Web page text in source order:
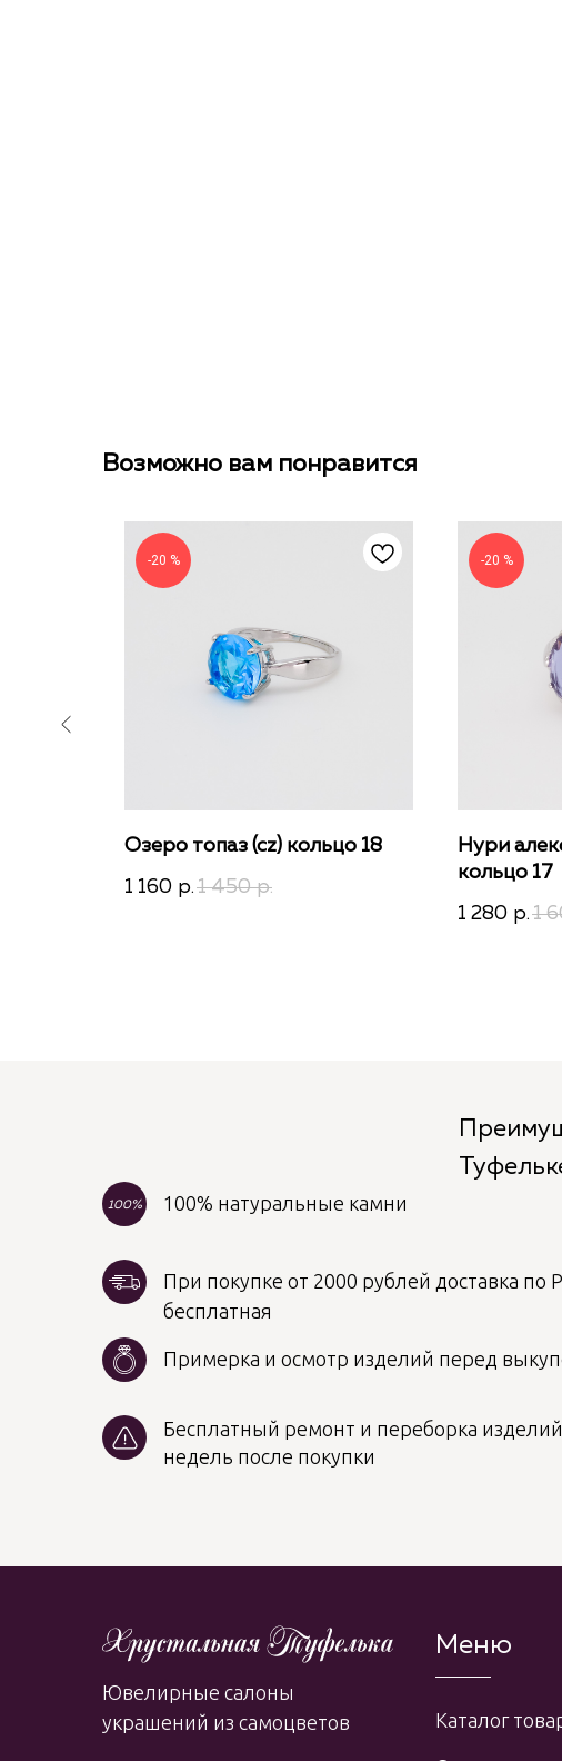
Возможно вам понравится
-20 %
Озеро топаз (cz) кольцо 18
1 160 р. 1 450 р.
-20 %
Нури
кольцо 17
1 280 р. 1
100% натуральные камни
100%
Бесплатный ремонт и переборка
недель после покупки
Примерка и осмотр изделий перед
При покупке от 2000 рублей доставка по
бесплатная
Меню
Каталог
Ювелирные салоны
украшений из самоцветов